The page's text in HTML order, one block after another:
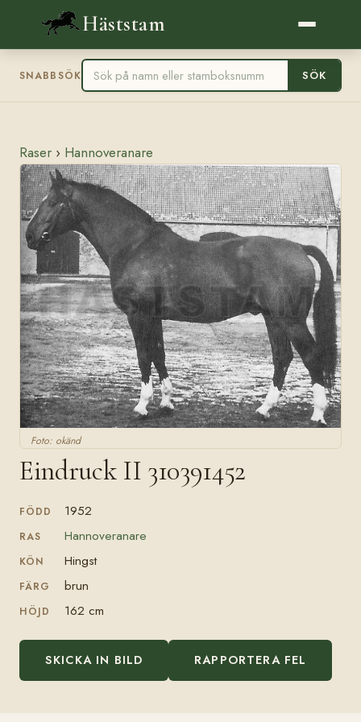
Häststam
SNABBSÖK SÖK
Raser › Hannoveranare
Foto: okänd
Eindruck II 310391452
FÖDD 1952
RAS Hannoveranare
KÖN Hingst
FÄRG brun
HÖJD 162 cm
SKICKA IN BILD RAPPORTERA FEL